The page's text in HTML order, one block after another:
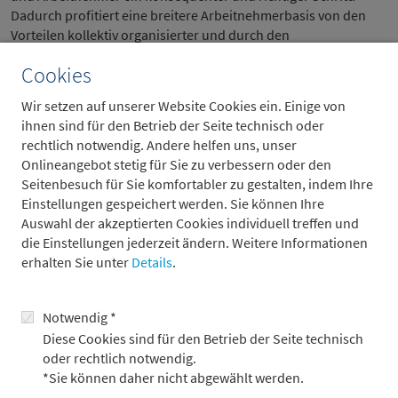
Cookies
Wir setzen auf unserer Website Cookies ein. Einige von
ihnen sind für den Betrieb der Seite technisch oder
rechtlich notwendig. Andere helfen uns, unser
Onlineangebot stetig für Sie zu verbessern oder den
Seitenbesuch für Sie komfortabler zu gestalten, indem Ihre
Einstellungen gespeichert werden. Sie können Ihre
Auswahl der akzeptierten Cookies individuell treffen und
die Einstellungen jederzeit ändern. Weitere Informationen
erhalten Sie unter Details.
Notwendig *
Diese Cookies sind für den Betrieb der Seite technisch
oder rechtlich notwendig.
*Sie können daher nicht abgewählt werden.
Dadurch profitiert eine breitere Arbeitnehmerbasis von den
Vorteilen kollektiv organisierter und durch den
zweite Betriebsrentenstärkungsgesetz (BRSG II) schafft damit
begrenzt bleibt. Es bietet die Chance, die bAV in der Breite zu
stärken und vielen Arbeitnehmern erstmals einen realistischen
Zugang zu modernen, kapitalmarktorientierten
Versorgungslösungen zu geben.
… und was noch fehlt
Gleichzeitig zeigt sich aber auch, dass für eine deutlich
Arbeitnehmern, ergänzende Entwicklungsschritte notwendig
sind. Entscheidend wird sein, die Rahmenbedingungen so zu
vereinfachen und zu beschleunigen, dass in wenigen Jahren
die Verbreitung der bAV den mit einem bAV-Obligatorium